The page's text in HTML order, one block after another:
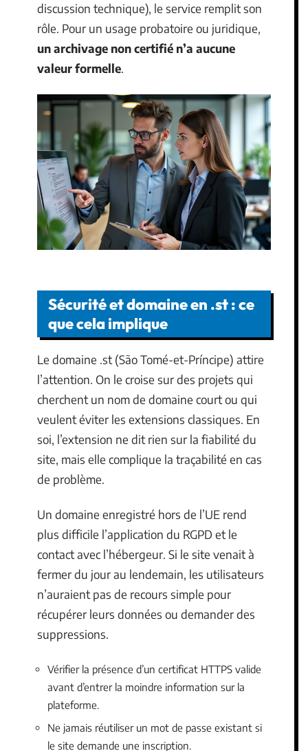
discussion technique), le service remplit son
rôle. Pour un usage probatoire ou juridique,
un archivage non certifié n’a aucune
valeur formelle.
Sécurité et domaine en .st : ce
que cela implique
Le domaine .st (São Tomé-et-Príncipe) attire
l’attention. On le croise sur des projets qui
cherchent un nom de domaine court ou qui
veulent éviter les extensions classiques. En
soi, l’extension ne dit rien sur la fiabilité du
site, mais elle complique la traçabilité en cas
de problème.
Un domaine enregistré hors de l’UE rend
plus difficile l’application du RGPD et le
contact avec l’hébergeur. Si le site venait à
fermer du jour au lendemain, les utilisateurs
n’auraient pas de recours simple pour
récupérer leurs données ou demander des
suppressions.
Vérifier la présence d’un certificat HTTPS valide
avant d’entrer la moindre information sur la
plateforme.
Ne jamais réutiliser un mot de passe existant si
le site demande une inscription.